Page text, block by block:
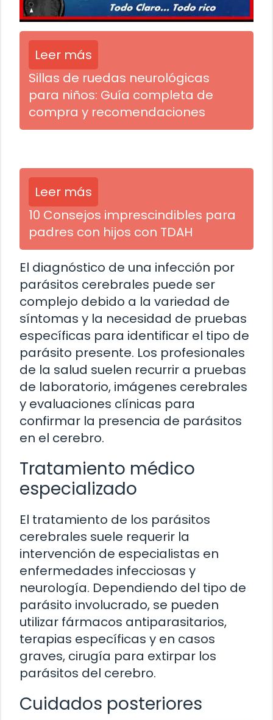
Leer más
Sillas de ruedas neurológicas
para niños: Guía completa de
compra y recomendaciones
Leer más
10 Consejos imprescindibles para
padres con hijos con TDAH
El diagnóstico de una infección por
parásitos cerebrales puede ser
complejo debido a la variedad de
síntomas y la necesidad de pruebas
específicas para identificar el tipo de
parásito presente. Los profesionales
de la salud suelen recurrir a pruebas
de laboratorio, imágenes cerebrales
y evaluaciones clínicas para
confirmar la presencia de parásitos
en el cerebro.
Tratamiento médico
especializado
El tratamiento de los parásitos
cerebrales suele requerir la
intervención de especialistas en
enfermedades infecciosas y
neurología. Dependiendo del tipo de
parásito involucrado, se pueden
utilizar fármacos antiparasitarios,
terapias específicas y en casos
graves, cirugía para extirpar los
parásitos del cerebro.
Cuidados posteriores